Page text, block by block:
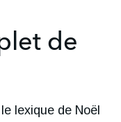
de
lexique de Noël